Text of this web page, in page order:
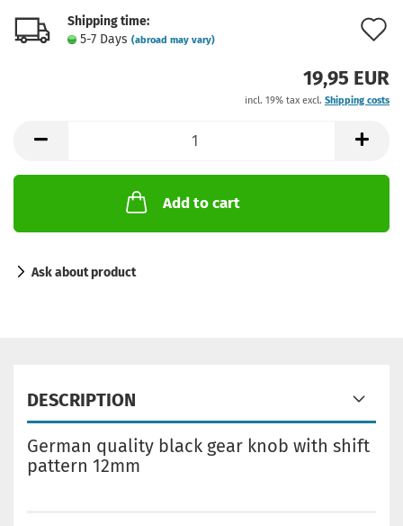
Shipping time:
5-7 Days (abroad may vary)
19,95 EUR
incl. 19% tax excl. Shipping costs
Add to cart
Ask about product
DESCRIPTION
German quality black gear knob with shift
pattern 12mm